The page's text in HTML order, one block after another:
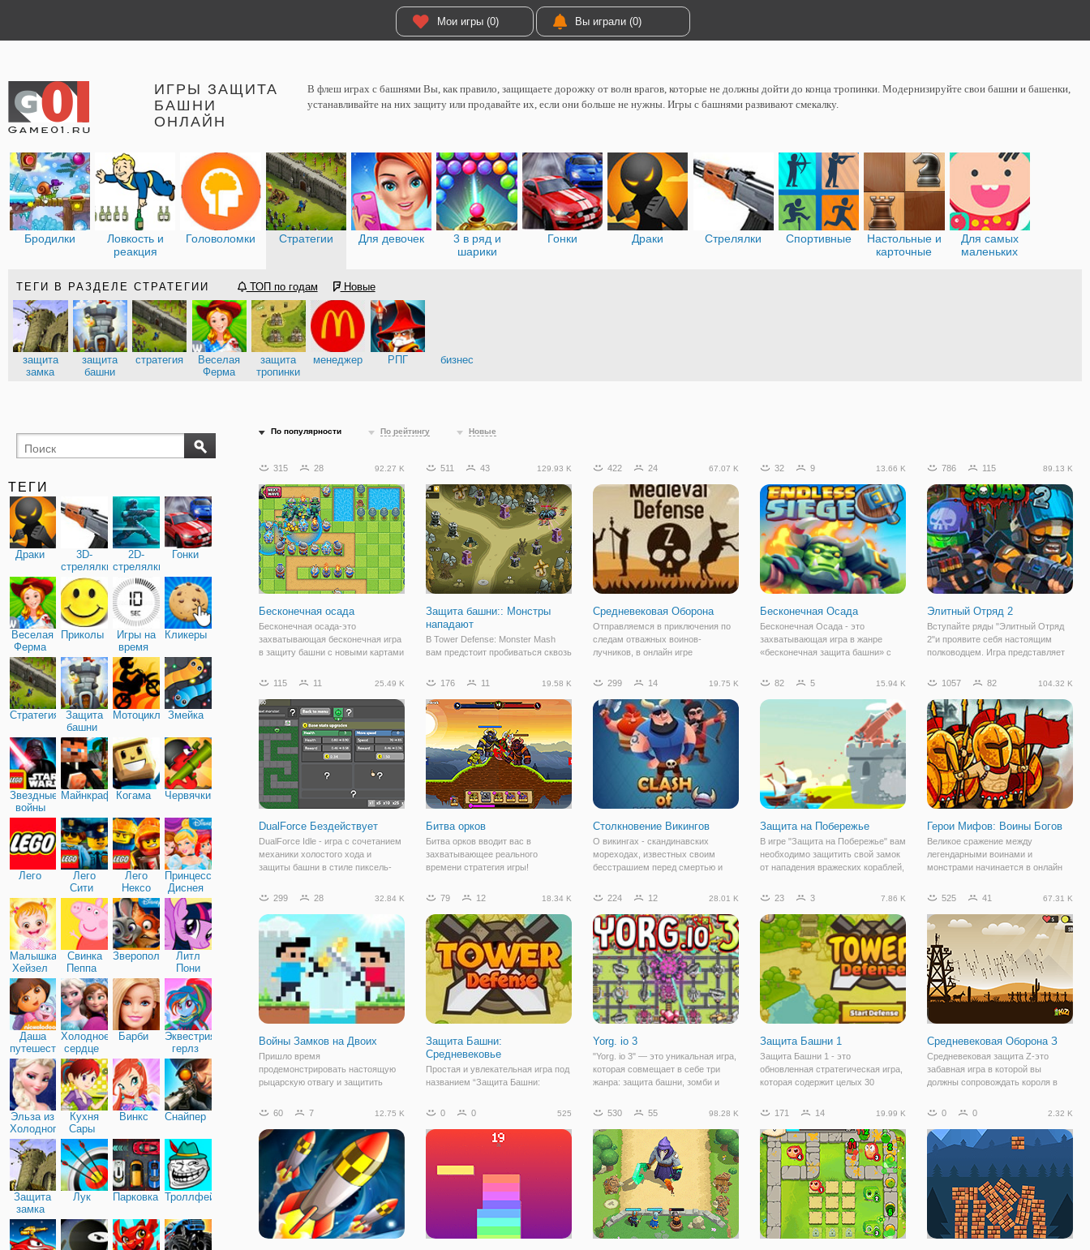
Мои игры (0) Вы играли (0)
ИГРЫ ЗАЩИТА
БАШНИ
ОНЛАЙН
В флеш играх с башнями Вы, как правило, защищаете дорожку от волн врагов, которые не должны дойти до конца тропинки. Модернизируйте свои башни и башенки,
устанавливайте на них защиту или продавайте их, если они больше не нужны. Игры с башнями развивают смекалку.
Бродилки
Ловкость и
реакция
Головоломки Стратегии Для девочек
3 в ряд и
шарики
Гонки Драки Стрелялки Спортивные
Настольные и
карточные
Для самых
маленьких
ТЕГИ В РАЗДЕЛЕ СТРАТЕГИИ ТОП по годам Новые
защита
замка
защита
башни
стратегия
Веселая
Ферма
защита
тропинки
менеджер РПГ бизнес
ТЕГИ
Драки
3D-
стрелялки
2D-
стрелялки
Гонки
Веселая
Ферма
Приколы
Игры на
время
Кликеры
Стратегия
Защита
башни
МотоциклыЗмейка
Звездные
войны
МайнкрафтКогама Червячки
Лего
Лего
Сити
Лего
Нексо
Найтс
Принцессы
Диснея
Малышка
Хейзел
Свинка
Пеппа
Зверополис
Литл
Пони
Дружба
Даша
путешественница
Холодное
сердце
Барби
Эквестрия
герлз
Эльза из
Холодного
сердца
Кухня
Сары
Винкс Снайпер
Защита
замка
Лук Парковка Троллфейс
По популярности По рейтингу Новые
315 28 92.27 K
Бесконечная осада
Бесконечная осада-это
захватывающая бесконечная игра
в защиту башни с новыми картами
графикой. Ваша цель состоит в
расположить свои защитные
башни, чтобы противостоять
511 43 129.93 K
Защита башни:: Монстры
нападают
В Tower Defense: Monster Mash
вам предстоит пробиваться сквозь
уровнях. Размещайте башни в
различные типы атак, постоянно
улучшайте их, чтобы иметь
возможность
422 24 67.07 K
Средневековая Оборона
Отправляемся в приключения по
следам отважных воинов-
лучников, в онлайн игре
сюжетной линии, королевство
неожиданно для всех восстали из
царства мертвых. Теперь, чтобы
32 9 13.66 K
Бесконечная Осада
Бесконечная Осада - это
захватывающая игра в жанре
«бесконечная защита башни» с
потрясающей графикой. Ваша
отразить все волны приходящих
786 115 89.13 K
Элитный Отряд 2
Вступайте ряды "Элитный Отряд
2"и проявите себя настоящим
полководцем. Игра представляет
котором вам важно мыслить на
Подобные игровые жанры имеют
простую механику,
115 11 25.49 K
DualForce Бездействует
DualForce Idle - игра с сочетанием
механики холостого хода и
защиты башни в стиле пиксель-
игра, в которой вы играете как за
находите свой стиль игры и
176 11 19.58 K
Битва орков
Битва орков вводит вас в
захватывающее реального
времени стратегия игры!
выбить ваших оппонентов и
достаточно сил, чтобы уничтожить
базу противника. Существуют
299 14 19.75 K
Столкновение Викингов
О викингах - скандинавских
мореходах, известных своим
бесстрашием перед смертью и
легенд. Их боялись даже самые
самыми опасными воинами. В
новой бесплатной
82 5 15.94 K
Защита на Побережье
В игре "Защита на Побережье" вам
необходимо защитить свой замок
от нападения вражеских кораблей,
вызов вашему правлению! Вы
можете защищаться с помощью
огромного
1057 82 104.32 K
Герои Мифов: Воины Богов
Великое сражение между
легендарными воинами и
монстрами начинается в онлайн
Это флеш игра, которая сочетает
здесь есть и файтинг, стратегия,
защита башни
299 28 32.84 K
Войны Замков на Двоих
Пришло время
продемонстрировать настоящую
рыцарскую отвагу и защитить
только для истинных храбрецов, а
пиксельной игре "Войны Замков на
Двоих" игрокам
79 12 18.34 K
Защита Башни:
Средневековье
Простая и увлекательная игра под
названием “Защита Башни:
собой отчасти стратегию, отчасти
полководца королевской армии и
будете управлять рыцарями.
224 12 28.01 K
Yorg. io 3
"Yorg. io 3" — это уникальная игра,
которая совмещает в себе три
жанра: защита башни, зомби и
— одиночная игра против зомби и
сражаться против других игроков.
23 3 7.86 K
Защита Башни 1
Защита Башни 1 - это
обновленная стратегическая игра,
которая содержит целых 30
улучшения и интересный сюжет.
территорию от нападения
противников. . Вы должны
защищать
525 41 67.31 K
Средневековая Оборона З
Средневековая защита Z-это
забавная игра в которой вы
должны сопровождать короля в
Пейзаж наводнен зомби. Нанять
на карету короля! У вас есть
башня, которая
60 7 12.75 K 0 0 525 530 55 98.28 K 171 14 19.99 K 0 0 2.32 K